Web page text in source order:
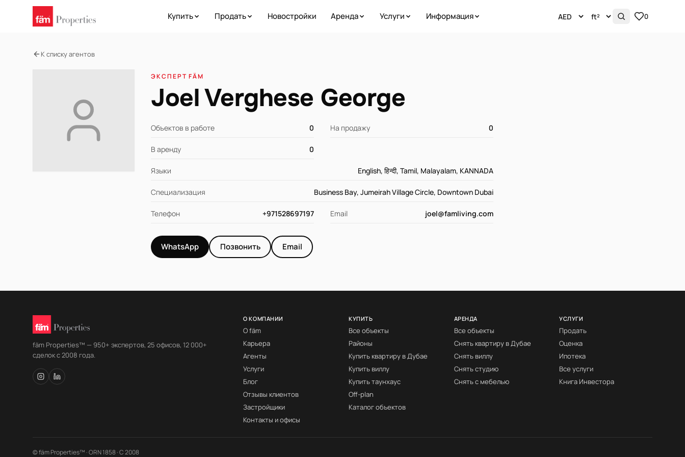
Купить Продать Новостройки Аренда Услуги Информация 0
К списку агентов
ЭКСПЕРТ FÄM
Joel Verghese George
Объектов в работе 0 На продажу 0
В аренду 0
Языки English, हिन्दी, Tamil, Malayalam, KANNADA
Специализация Business Bay, Jumeirah Village Circle, Downtown Dubai
Телефон +971528697197 Email joel@famliving.com
WhatsApp Позвонить Email
fäm Properties™ — 950+ экспертов, 25 офисов, 12 000+
сделок с 2008 года.
О КОМПАНИИ
О fäm
Карьера
Агенты
Услуги
Блог
Отзывы клиентов
Застройщики
Контакты и офисы
КУПИТЬ
Все объекты
Районы
Купить квартиру в Дубае
Купить виллу
Купить таунхаус
Off-plan
Каталог объектов
АРЕНДА
Все объекты
Снять квартиру в Дубае
Снять виллу
Снять студию
Снять с мебелью
УСЛУГИ
Продать
Оценка
Ипотека
Все услуги
Книга Инвестора
© fäm Properties™ · ORN 1858 · С 2008